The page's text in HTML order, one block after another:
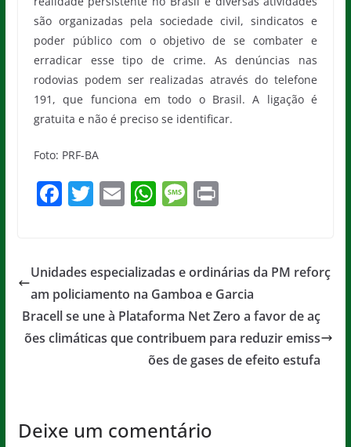
são organizadas pela sociedade civil, sindicatos e
poder público com o objetivo de se combater e
erradicar esse tipo de crime. As denúncias nas
rodovias podem ser realizadas através do telefone
191, que funciona em todo o Brasil. A ligação é
gratuita e não é preciso se identificar.
Foto: PRF-BA
F
e
b
o
o
T
er
E
l
W
s
A
p
p
M
a
g
e
Pr
Unidades especializadas e ordinárias da PM reforç
am policiamento na Gamboa e Garcia
Bracell se une à Plataforma Net Zero a favor de aç
ões climáticas que contribuem para reduzir emiss
ões de gases de efeito estufa
Deixe um comentário